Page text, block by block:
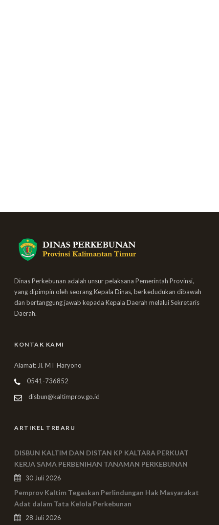
Dinas Perkebunan adalah unsur pelaksana Pemerintah Provinsi,
yang dipimpin oleh seorang Kepala Dinas, berkedudukan dibawah
dan bertanggung jawab kepada Kepala Daerah melalui Sekretaris
Daerah.
KONTAK KAMI
Alamat: Jl. MT Haryono
0541-736852
disbun@kaltimprov.go.id
ARTIKEL TRBARU
DISBUN KALTIM DAN DISTAN KP KALTARA PERKUAT
KERJA SAMA PERBENIHAN TANAMAN PERKEBUNAN
30 Juli 2026
Pemprov Kaltim Tegaskan Perlindungan Hak Masyarakat
Adat dalam Tata Kelola Perkebunan
28 Juli 2026